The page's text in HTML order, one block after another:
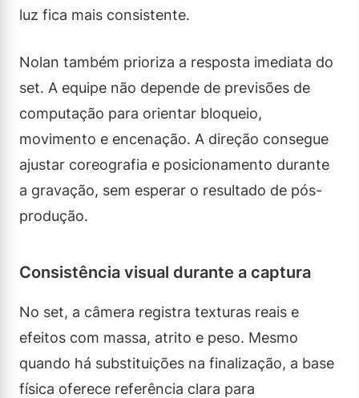
luz fica mais consistente.
Nolan também prioriza a resposta imediata do
set. A equipe não depende de previsões de
computação para orientar bloqueio,
movimento e encenação. A direção consegue
ajustar coreografia e posicionamento durante
a gravação, sem esperar o resultado de pós-
produção.
Consistência visual durante a captura
No set, a câmera registra texturas reais e
efeitos com massa, atrito e peso. Mesmo
quando há substituições na finalização, a base
física oferece referência clara para